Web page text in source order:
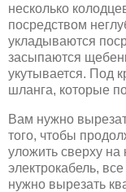
несколько
посредством
укладываются
засыпаются
укутывается. Под
шланга, которые
Вам нужно
того, чтобы
уложить сверху на
электрокабель,
нужно вырезать